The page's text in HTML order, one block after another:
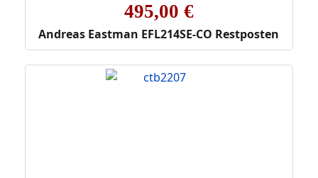
495,00 €
Andreas Eastman EFL214SE-CO Restposten